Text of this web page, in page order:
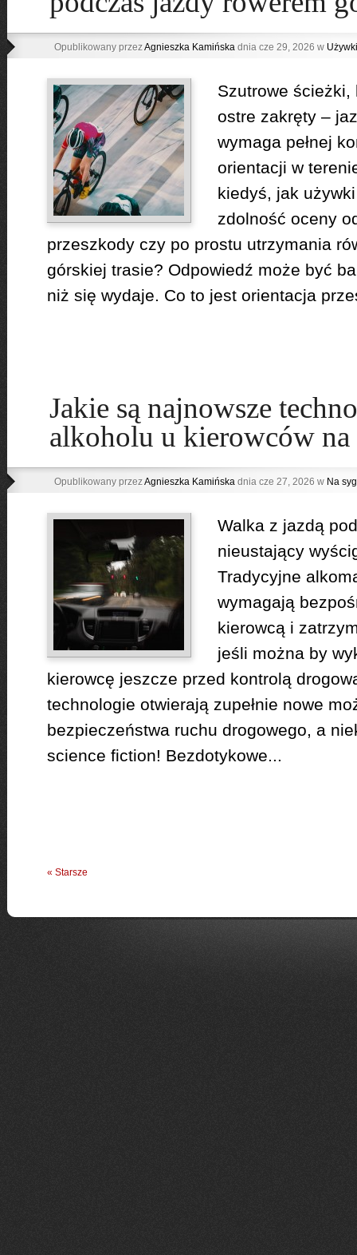
Opublikowany przezAgnieszka Kamińskadnia cze 29, 2026 w Używki
Szutrowe
ostre zakręty –
wymaga pełnej
orientacji w
kiedyś, jak
zdolność oceny
przeszkody czy po prostu utrzymania
górskiej trasie? Odpowiedź może być
niż się wydaje. Co to jest orientacja
Jakie są najnowsze
alkoholu u kierowców na
Opublikowany przezAgnieszka Kamińskadnia cze 27, 2026 w Na
Walka z jazdą
nieustający
Tradycyjne
wymagają
kierowcą i
jeśli można by
kierowcę jeszcze przed kontrolą
technologie otwierają zupełnie nowe
bezpieczeństwa ruchu drogowego, a
science fiction! Bezdotykowe...
« Starsze